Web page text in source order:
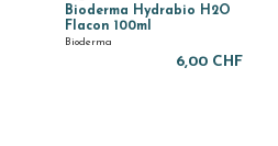
Bioderma Hydrabio H2O
Flacon 100ml
Bioderma
6,00 CHF